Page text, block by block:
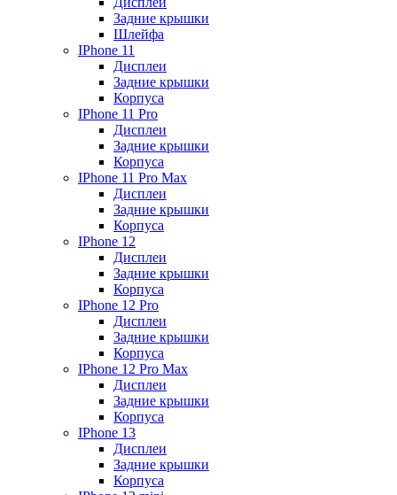
Задние крышки
Шлейфа
IPhone 11
Дисплеи
Задние крышки
Корпуса
IPhone 11 Pro
Дисплеи
Задние крышки
Корпуса
IPhone 11 Pro Max
Дисплеи
Задние крышки
Корпуса
IPhone 12
Дисплеи
Задние крышки
Корпуса
IPhone 12 Pro
Дисплеи
Задние крышки
Корпуса
IPhone 12 Pro Max
Дисплеи
Задние крышки
Корпуса
IPhone 13
Дисплеи
Задние крышки
Корпуса